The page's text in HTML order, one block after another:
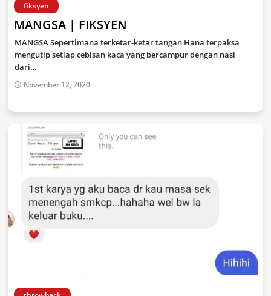
fiksyen
MANGSA | FIKSYEN
MANGSA Sepertimana terketar-ketar tangan Hana terpaksa
mengutip setiap cebisan kaca yang bercampur dengan nasi
dari…
November 12, 2020